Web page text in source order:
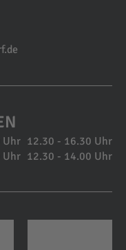
Uhr 12.30 - 16.30 Uhr
Uhr 12.30 - 14.00 Uhr